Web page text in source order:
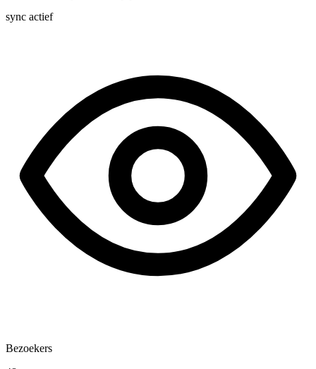
sync actief
Bezoekers